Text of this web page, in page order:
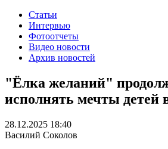
Статьи
Интервью
Фотоотчеты
Видео новости
Архив новостей
"Ёлка желаний"
исполнять мечты детей
28.12.2025 18:40
Василий Соколов